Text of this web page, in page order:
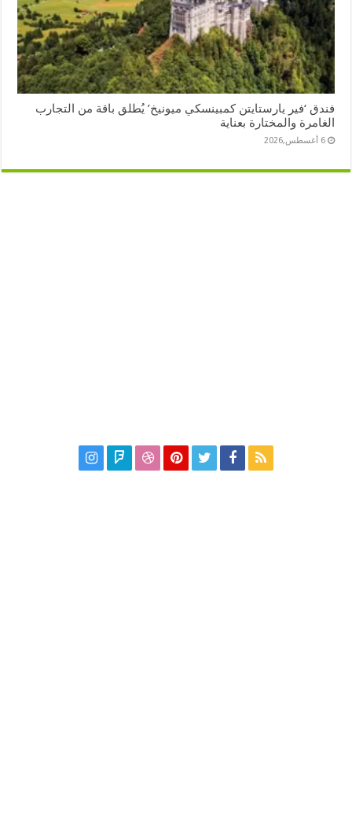
فندق ‘فير يارستايتن كمبينسكي ميونيخ’ يُطلق باقة من التجارب
الغامرة والمختارة بعناية
6 أغسطس,2026